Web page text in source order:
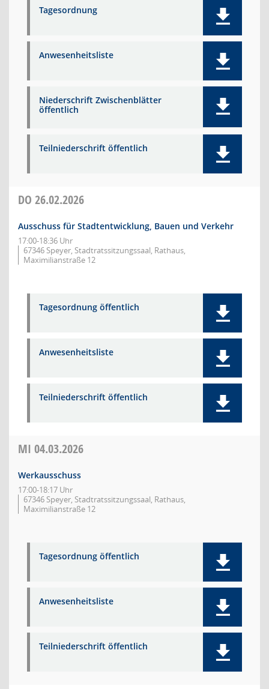
Tagesordnung
Anwesenheitsliste
Niederschrift Zwischenblätter
öffentlich
Teilniederschrift öffentlich
DO 26.02.2026
Ausschuss für Stadtentwicklung, Bauen und Verkehr
17:00-18:36 Uhr
67346 Speyer, Stadtratssitzungssaal, Rathaus,
Maximilianstraße 12
Tagesordnung öffentlich
Anwesenheitsliste
Teilniederschrift öffentlich
MI 04.03.2026
Werkausschuss
17:00-18:17 Uhr
67346 Speyer, Stadtratssitzungssaal, Rathaus,
Maximilianstraße 12
Tagesordnung öffentlich
Anwesenheitsliste
Teilniederschrift öffentlich